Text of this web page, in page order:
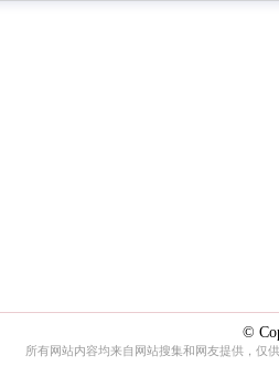
©
所有网站内容均来自网站搜集和网友提供，仅